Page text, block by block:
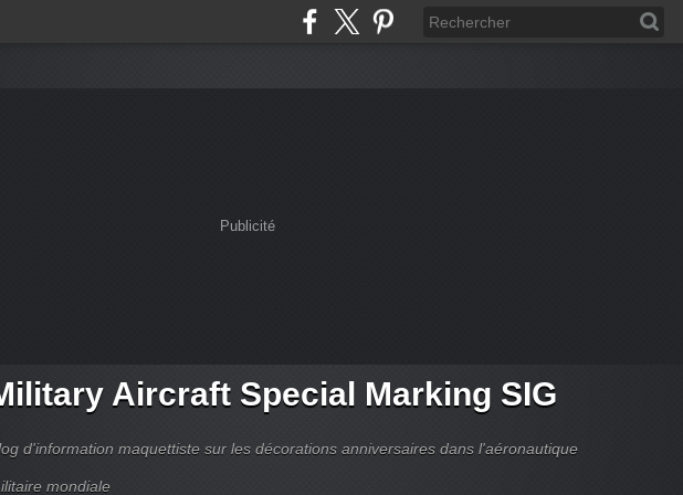
Publicité
Aircraft Special Marking SIG
d'information maquettiste sur les décorations anniversaires dans l'aéronautique
mondiale